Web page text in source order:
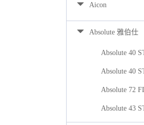
Aicon
Absolute 雅伯仕
Absolute 40
Absolute 40
Absolute 72
Absolute 43